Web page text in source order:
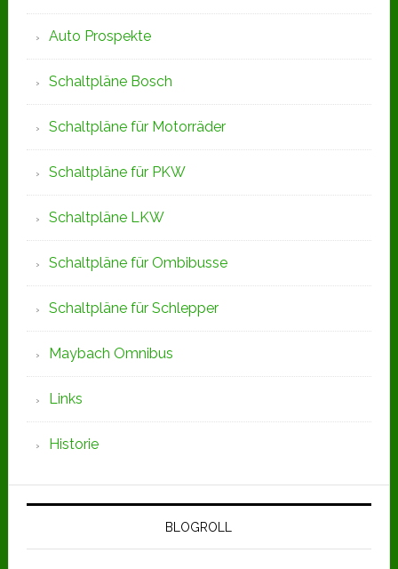
Auto Prospekte
Schaltpläne Bosch
Schaltpläne für Motorräder
Schaltpläne für PKW
Schaltpläne LKW
Schaltpläne für Ombibusse
Schaltpläne für Schlepper
Maybach Omnibus
Links
Historie
BLOGROLL